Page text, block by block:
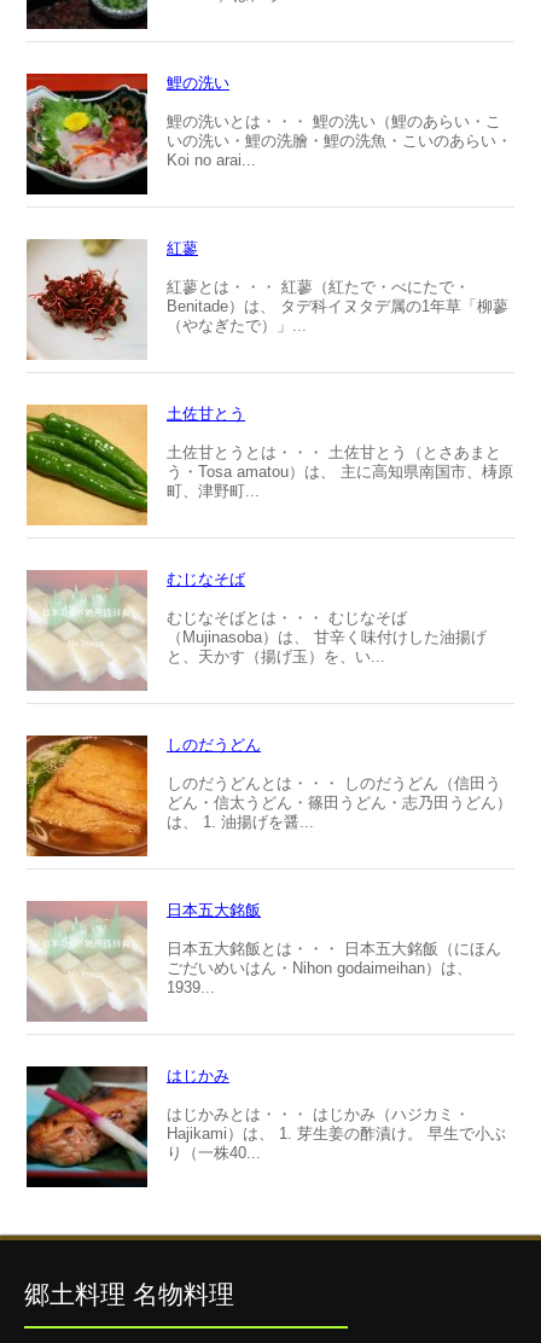
鯉の洗い
鯉の洗いとは・・・ 鯉の洗い（鯉のあらい・こ
いの洗い・鯉の洗膾・鯉の洗魚・こいのあらい・
Koi no arai...
紅蓼
紅蓼とは・・・ 紅蓼（紅たで・べにたで・
Benitade）は、 タデ科イヌタデ属の1年草「柳蓼
（やなぎたで）」...
土佐甘とう
土佐甘とうとは・・・ 土佐甘とう（とさあまと
う・Tosa amatou）は、 主に高知県南国市、梼原
町、津野町...
むじなそば
むじなそばとは・・・ むじなそば
（Mujinasoba）は、 甘辛く味付けした油揚げ
と、天かす（揚げ玉）を、い...
しのだうどん
しのだうどんとは・・・ しのだうどん（信田う
どん・信太うどん・篠田うどん・志乃田うどん）
は、 1. 油揚げを醤...
日本五大銘飯
日本五大銘飯とは・・・ 日本五大銘飯（にほん
ごだいめいはん・Nihon godaimeihan）は、
1939...
はじかみ
はじかみとは・・・ はじかみ（ハジカミ・
Hajikami）は、 1. 芽生姜の酢漬け。 早生で小ぶ
り（一株40...
郷土料理 名物料理